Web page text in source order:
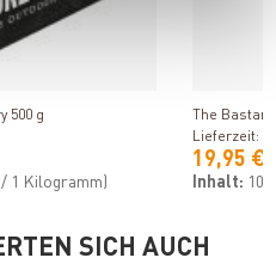
500 g
/ 1 Kilogramm)
The
Lieferzeit: 1
19,95 €
Inhalt: 10
SICH AUCH